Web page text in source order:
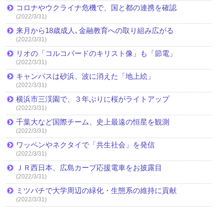
コロナやウクライナ危機で、国と都の連携を確認
(2022/3/31)
来月から18歳成人､金融教育への取り組み広がる
(2022/3/31)
リオの「コルコバードのキリスト像」も「節電」
(2022/3/31)
キャンバスは砂浜、波に消えた「地上絵」
(2022/3/31)
横浜市三渓園で、３年ぶりに桜がライトアップ
(2022/3/31)
千葉大など国際チーム、史上最遠の恒星を観測
(2022/3/31)
ワッペンやネクタイで「共生社会」を発信
(2022/3/31)
ＪＲ西日本、広島カープ応援電車をお披露目
(2022/3/31)
ミツバチで大学周辺の緑化・生態系の維持に貢献
(2022/3/31)